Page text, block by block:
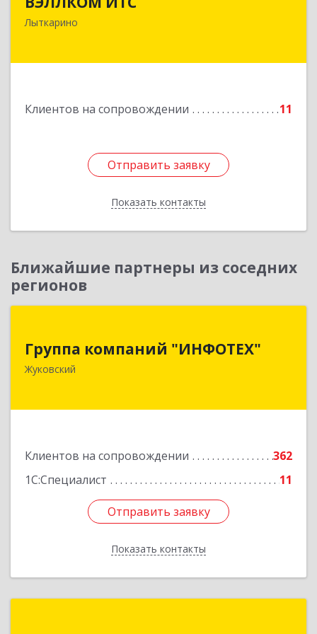
Лыткарино
Клиентов на сопровождении 11
Отправить заявку
Показать контакты
Лыткарино г, Первомайская ул, дом № 3/5,
Отправить заявку
Назад
Ближайшие партнеры из соседних
регионов
Группа компаний "ИНФОТЕХ"
Жуковский
Клиентов на сопровождении
362
1С:Специалист
11
Отправить заявку
Показать контакты
140180, Московская обл, Жуковский г, Чкалова
Подробнее
Отправить заявку
Назад